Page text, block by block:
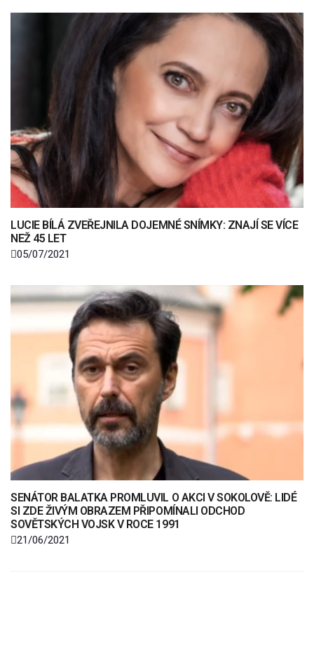
LUCIE BÍLÁ ZVEŘEJNILA DOJEMNÉ SNÍMKY: ZNAJÍ SE VÍCE
NEŽ 45 LET
05/07/2021
SENÁTOR BALATKA PROMLUVIL O AKCI V SOKOLOVĚ: LIDÉ
SI ZDE ŽIVÝM OBRAZEM PŘIPOMÍNALI ODCHOD
SOVĚTSKÝCH VOJSK V ROCE 1991
21/06/2021